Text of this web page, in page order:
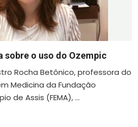
sobre o uso do Ozempic
Rocha Betônico, professora do
Medicina da Fundação
de Assis (FEMA), ...